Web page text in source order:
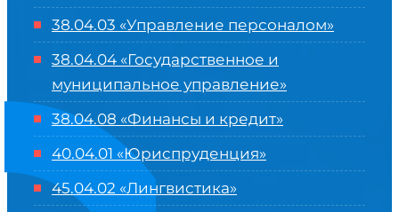
38.04.03 «Управление персоналом»
38.04.04 «Государственное и
муниципальное управление»
38.04.08 «Финансы и кредит»
40.04.01 «Юриспруденция»
45.04.02 «Лингвистика»